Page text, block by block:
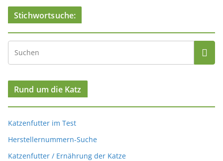
Stichwortsuche:
Rund um die Katz
Katzenfutter im Test
Herstellernummern-Suche
Katzenfutter / Ernährung der Katze